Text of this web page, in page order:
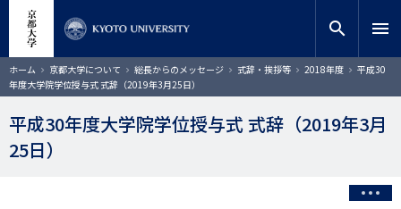
コ
ン
テ
ン
に
サイト内検索
検索
search menu
ホーム 京都大学について 総長からのメッセージ 式辞・挨拶等 2018年度
平成30
年度大学院学位授与式 式辞（2019年3月25日）
平成30年度大学院学位授与式 式辞（2019年3月
25日）